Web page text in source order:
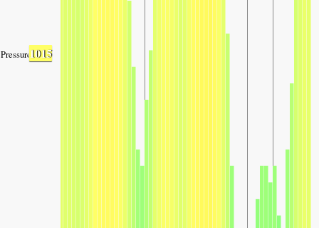
Pressure1015